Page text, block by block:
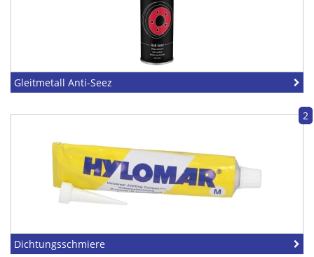
Gleitmetall Anti-Seez
2
Dichtungsschmiere